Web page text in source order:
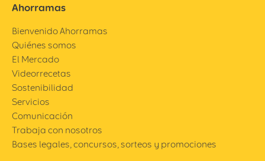
Ahorramas
Bienvenido Ahorramas
Quiénes somos
El Mercado
Videorrecetas
Sostenibilidad
Servicios
Comunicación
Trabaja con nosotros
Bases legales, concursos, sorteos y promociones